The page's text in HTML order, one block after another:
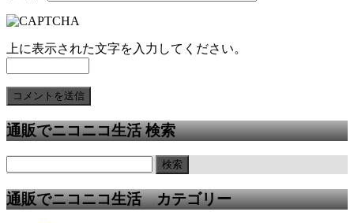
上に表示された文字を入力してください。
通販でニコニコ生活 検索
通販でニコニコ生活 カテゴリー